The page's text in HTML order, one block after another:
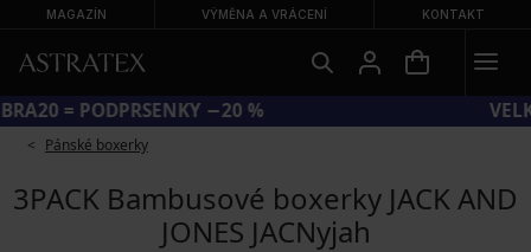
MAGAZÍN VÝMĚNA A VRÁCENÍ KONTAKT
KÓD BRA20 = PODPRSENKY −20 %
Pánské boxerky
3PACK Bambusové boxerky JACK AND
JONES JACNyjah